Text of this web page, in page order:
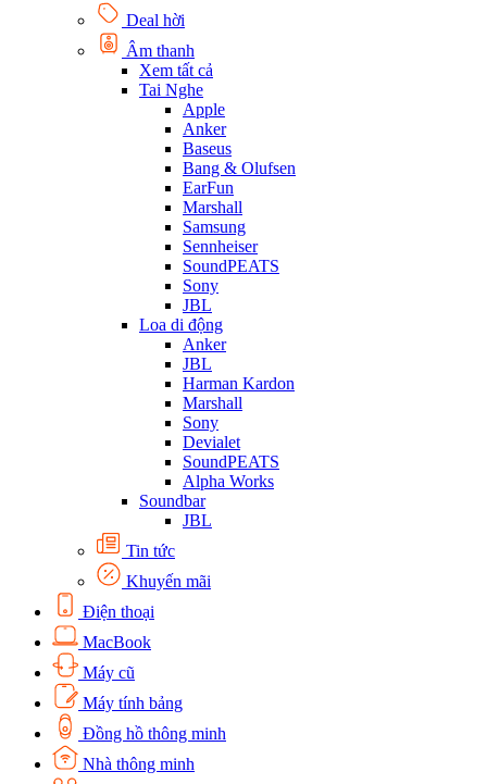
Deal hời
Âm thanh
Xem tất cả
Tai Nghe
Apple
Anker
Baseus
Bang & Olufsen
EarFun
Marshall
Samsung
Sennheiser
SoundPEATS
Sony
JBL
Loa di động
Anker
JBL
Harman Kardon
Marshall
Sony
Devialet
SoundPEATS
Alpha Works
Soundbar
JBL
Tin tức
Khuyến mãi
Điện thoại
MacBook
Máy cũ
Máy tính bảng
Đồng hồ thông minh
Nhà thông minh